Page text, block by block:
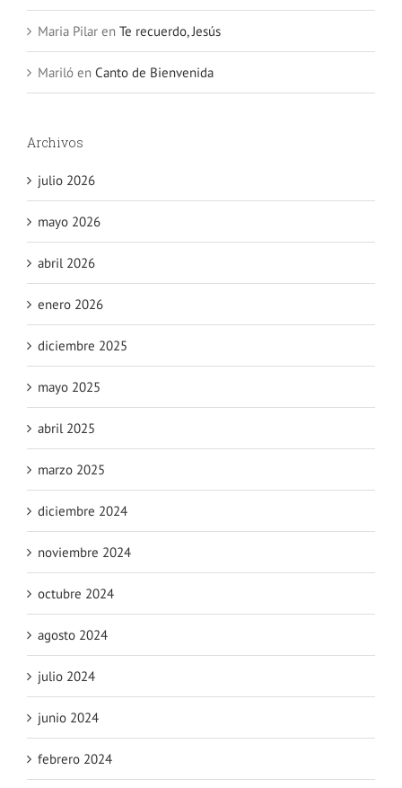
Maria Pilar en Te recuerdo, Jesús
Mariló en Canto de Bienvenida
Archivos
julio 2026
mayo 2026
abril 2026
enero 2026
diciembre 2025
mayo 2025
abril 2025
marzo 2025
diciembre 2024
noviembre 2024
octubre 2024
agosto 2024
julio 2024
junio 2024
febrero 2024